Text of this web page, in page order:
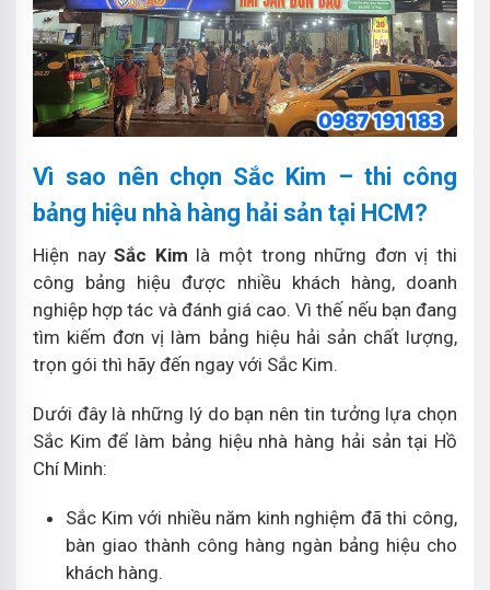
Vì sao nên chọn Sắc Kim – thi công
bảng hiệu nhà hàng hải sản tại HCM?
Hiện naySắc Kim là một trong những đơn vị thi
công bảng hiệu được nhiều khách hàng, doanh
nghiệp hợp tác và đánh giá cao. Vì thế nếu bạn đang
tìm kiếm đơn vị làm bảng hiệu hải sản chất lượng,
trọn gói thì hãy đến ngay với Sắc Kim.
Dưới đây là những lý do bạn nên tin tưởng lựa chọn
Sắc Kim để làm bảng hiệu nhà hàng hải sản tại Hồ
Chí Minh:
Sắc Kim với nhiều năm kinh nghiệm đã thi công,
bàn giao thành công hàng ngàn bảng hiệu cho
khách hàng.